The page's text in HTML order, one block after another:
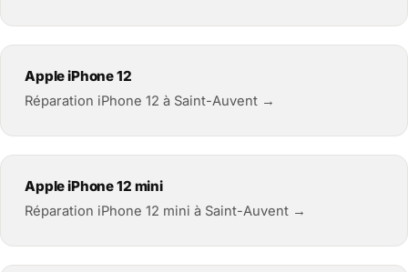
Apple iPhone 12
Réparation iPhone 12 à Saint-Auvent →
Apple iPhone 12 mini
Réparation iPhone 12 mini à Saint-Auvent →